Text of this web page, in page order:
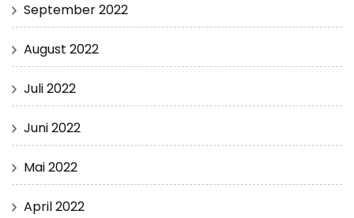
September 2022
August 2022
Juli 2022
Juni 2022
Mai 2022
April 2022